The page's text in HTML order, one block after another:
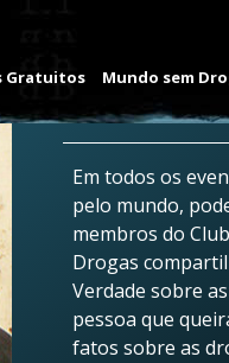
Gratuitos Mundo sem
Em todos os
pelo mundo,
membros do
Drogas
Verdade sobre
pessoa que
fatos sobre as